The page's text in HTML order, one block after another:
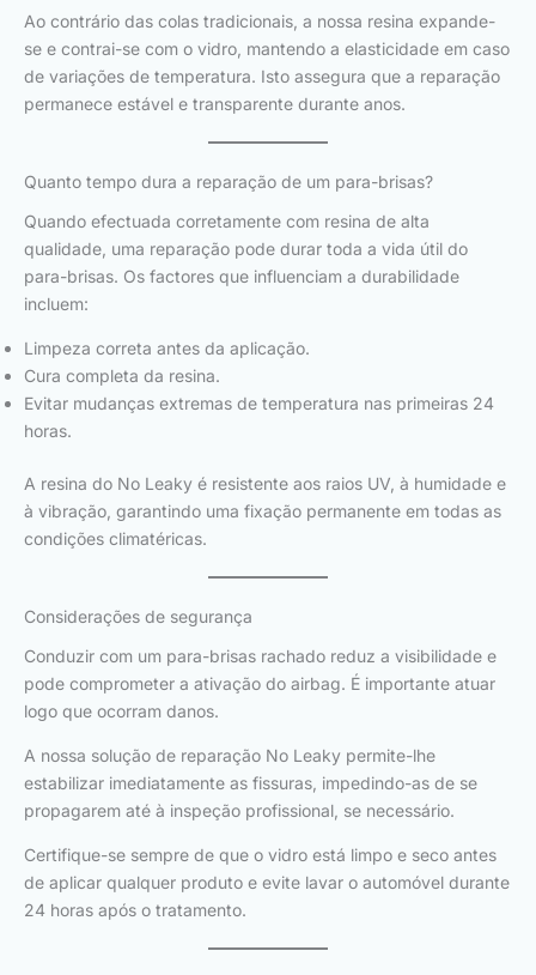
Ao contrário das colas tradicionais, a nossa resina expande-
se e contrai-se com o vidro, mantendo a elasticidade em caso
de variações de temperatura. Isto assegura que a reparação
permanece estável e transparente durante anos.
Quanto tempo dura a reparação de um para-brisas?
Quando efectuada corretamente com resina de alta
qualidade, uma reparação pode durar toda a vida útil do
para-brisas. Os factores que influenciam a durabilidade
incluem:
Limpeza correta antes da aplicação.
Cura completa da resina.
Evitar mudanças extremas de temperatura nas primeiras 24
horas.
A resina do No Leaky é resistente aos raios UV, à humidade e
à vibração, garantindo uma fixação permanente em todas as
condições climatéricas.
Considerações de segurança
Conduzir com um para-brisas rachado reduz a visibilidade e
pode comprometer a ativação do airbag. É importante atuar
logo que ocorram danos.
A nossa solução de reparação No Leaky permite-lhe
estabilizar imediatamente as fissuras, impedindo-as de se
propagarem até à inspeção profissional, se necessário.
Certifique-se sempre de que o vidro está limpo e seco antes
de aplicar qualquer produto e evite lavar o automóvel durante
24 horas após o tratamento.